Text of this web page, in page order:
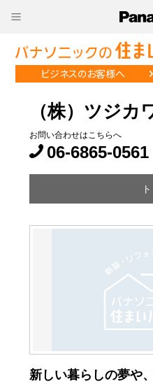
ビジネスのお客様へ
（株）ツジカ
お問い合わせはこちらへ
06-6865-0561
新しい暮らしの夢や